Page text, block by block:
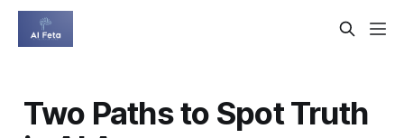
Two Paths to Spot Truth